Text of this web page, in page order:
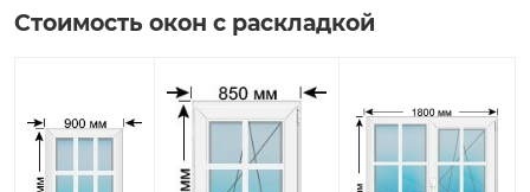
Стоимость окон с раскладкой